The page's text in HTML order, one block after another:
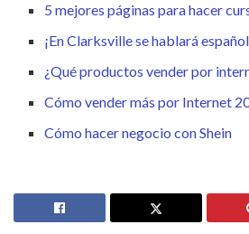
5 mejores páginas para hacer
¡En Clarksville se hablará
¿Qué productos vender por
Cómo vender más por Internet
Cómo hacer negocio con Shein